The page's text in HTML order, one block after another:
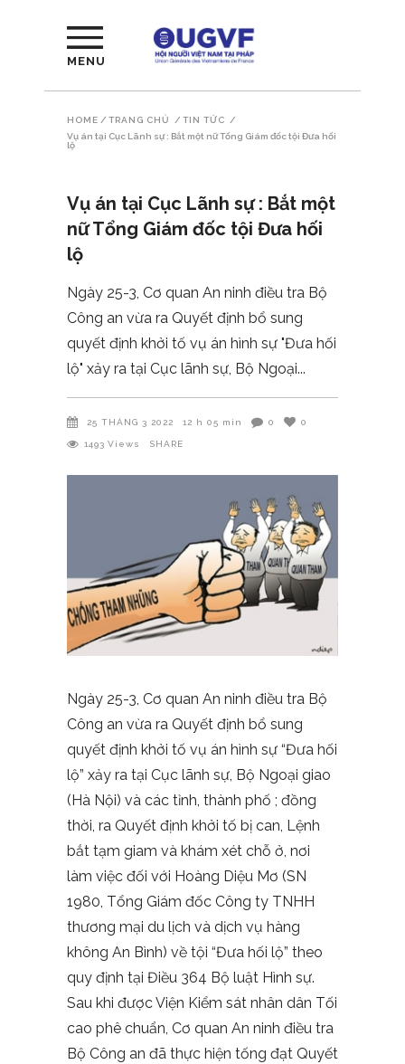
MENU
HOME / TRANG CHỦ / TIN TỨC
/
Vụ án tại Cục Lãnh sự : Bắt một nữ Tổng Giám đốc tội Đưa hối
lộ
Vụ án tại Cục Lãnh sự : Bắt một
nữ Tổng Giám đốc tội Đưa hối
lộ
Ngày 25-3, Cơ quan An ninh điều tra Bộ
Công an vừa ra Quyết định bổ sung
quyết định khởi tố vụ án hình sự "Đưa hối
lộ" xảy ra tại Cục lãnh sự, Bộ Ngoại
25 THÁNG 3 2022 12 h 05 min 0 0
1493 Views SHARE
Ngày 25-3, Cơ quan An ninh điều tra Bộ
Công an vừa ra Quyết định bổ sung
quyết định khởi tố vụ án hình sự “Đưa hối
lộ” xảy ra tại Cục lãnh sự, Bộ Ngoại giao
(Hà Nội) và các tỉnh, thành phố ; đồng
thời, ra Quyết định khởi tố bị can, Lệnh
bắt tạm giam và khám xét chỗ ở, nơi
làm việc đối với Hoàng Diệu Mơ (SN
1980, Tổng Giám đốc Công ty TNHH
thương mại du lịch và dịch vụ hàng
không An Bình) về tội “Đưa hối lộ” theo
quy định tại Điều 364 Bộ luật Hình sự.
Sau khi được Viện Kiểm sát nhân dân Tối
cao phê chuẩn, Cơ quan An ninh điều tra
Bộ Công an đã thực hiện tống đạt Quyết